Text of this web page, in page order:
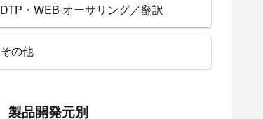
DTP・WEB オーサリング／翻訳
その他
製品開発元別